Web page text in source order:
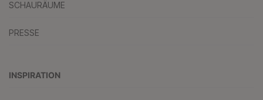
SCHAURÄUME
PRESSE
INSPIRATION